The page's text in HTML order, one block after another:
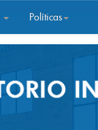
Políticas